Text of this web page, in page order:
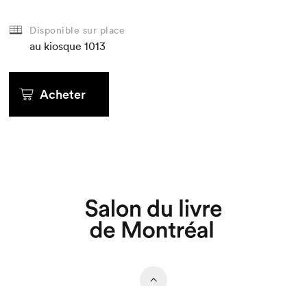
Disponible sur place
au kiosque 1013
Acheter